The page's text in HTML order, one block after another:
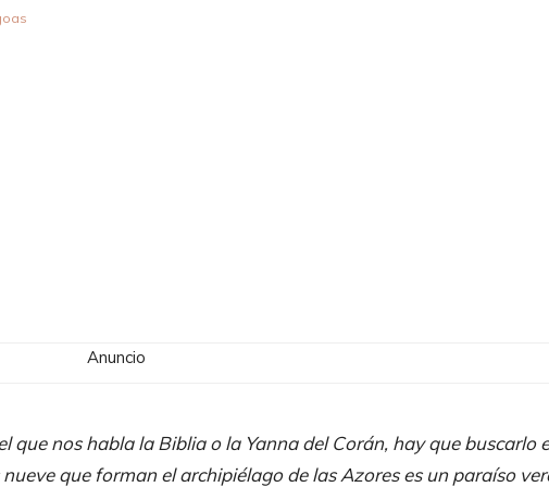
Anuncio
que nos habla la Biblia o la Yanna del Corán, hay que buscarlo
que forman el archipiélago de las Azores es un paraíso